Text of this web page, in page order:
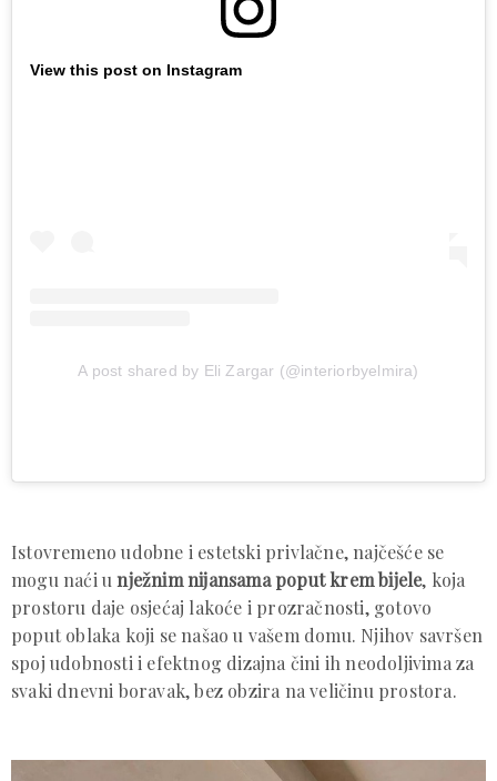
View this post on Instagram
A post shared by Eli Zargar (@interiorbyelmira)
Istovremeno udobne i estetski privlačne, najčešće se
mogu naći unježnim nijansama poput krem bijele, koja
prostoru daje osjećaj lakoće i prozračnosti, gotovo
poput oblaka koji se našao u vašem domu. Njihov savršen
spoj udobnosti i efektnog dizajna čini ih neodoljivima za
svaki dnevni boravak, bez obzira na veličinu prostora.